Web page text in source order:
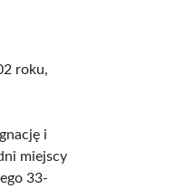
roku,
i
miejscy
33-